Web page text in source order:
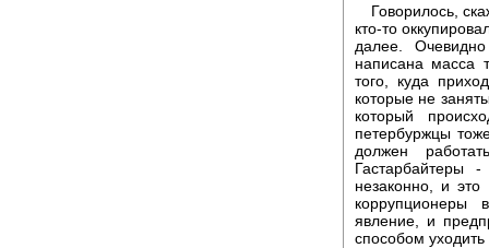
Говорилось,
кто-то
далее.
написана масса
того, куда
которые не
который
петербуржцы
должен
Гастарбайтеры
незаконно, и
коррупционеры
явление, и
способом уходить